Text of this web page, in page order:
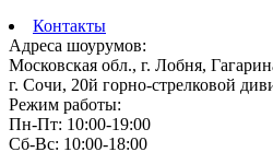
Контакты
Адреса шоурумов:
Московская обл., г. Лобня,
г. Сочи, 20й горно-стрелковой
Режим работы:
Пн-Пт: 10:00-19:00
Сб-Вс: 10:00-18:00